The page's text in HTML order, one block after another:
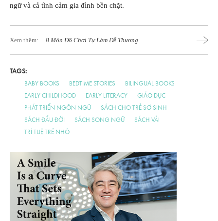
ngữ và cả tình cảm gia đình bền chặt.
Xem thêm:
8 Món Đồ Chơi Tự Làm Dễ Thương
TAGS:
BABY BOOKS BEDTIME STORIES
BILINGUAL BOOKS
EARLY CHILDHOOD
EARLY LITERACY
GIÁO DỤC
PHÁT TRIỂN NGÔN NGỮ
SÁCH CHO TRẺ SƠ SINH
SÁCH ĐẦU ĐỜI
SÁCH SONG NGỮ
SÁCH VẢI
TRÍ TUỆ TRẺ NHỎ